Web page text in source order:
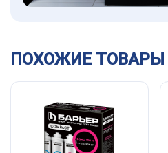
ПОХОЖИЕ ТОВАРЫ